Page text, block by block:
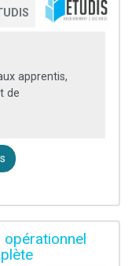
apprentis,
de
opérationnel